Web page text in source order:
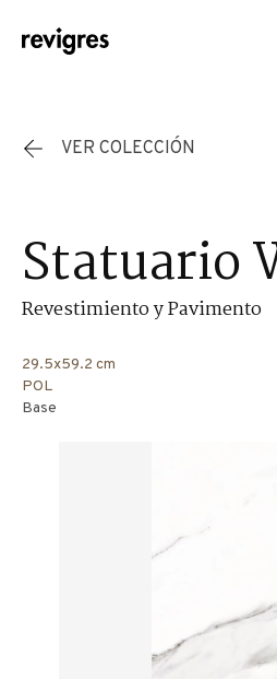
Saltar al contenido principal
VER COLECCIÓN
Statuario
Revestimiento y Pavimento
29.5x59.2 cm
POL
Base